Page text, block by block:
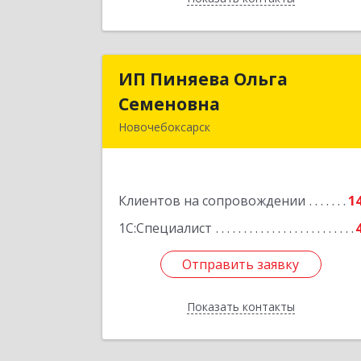
ИП Пиняева Ольга
Семеновна
Новочебоксарск
Клиентов на сопровождении
1С:Специалист
Отправить заявку
Показать контакты
ИП Пиняева Ольга
Отправить заявку
Назад